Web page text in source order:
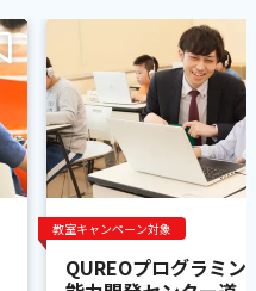
教室キャンペーン対象
QUREOプログラミン